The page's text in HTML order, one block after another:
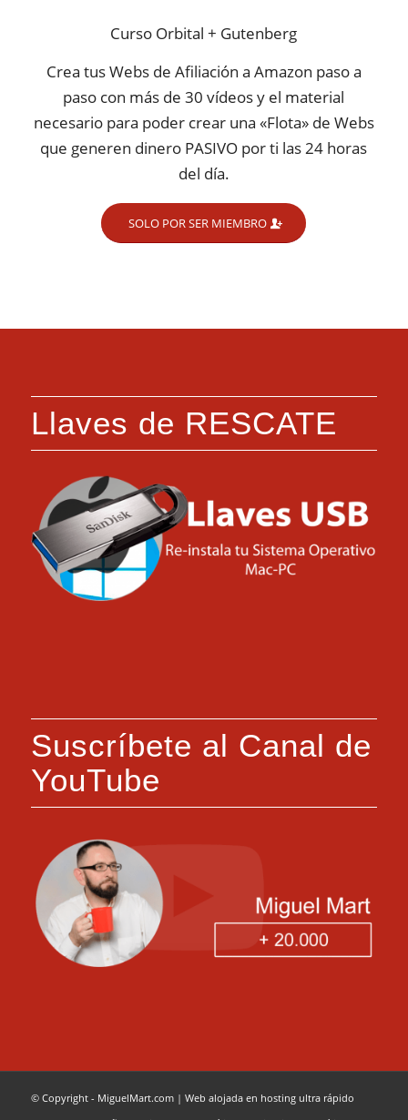
Curso Orbital + Gutenberg
Crea tus Webs de Afiliación a Amazon paso a
paso con más de 30 vídeos y el material
necesario para poder crear una «Flota» de Webs
que generen dinero PASIVO por ti las 24 horas
del día.
SOLO POR SER MIEMBRO
Llaves de RESCATE
Suscríbete al Canal de
YouTube
© Copyright - MiguelMart.com| Web alojada en hosting ultra rápido